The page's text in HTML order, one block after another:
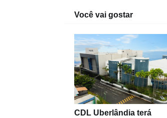
Você vai gostar
CDL Uberlândia terá